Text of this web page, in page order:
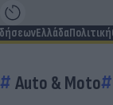
ΕλλάδαΠολιτική
Auto & Moto